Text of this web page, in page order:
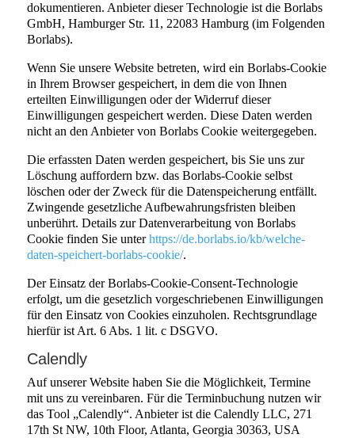
dokumentieren. Anbieter dieser Technologie ist die Borlabs
GmbH, Hamburger Str. 11, 22083 Hamburg (im Folgenden
Borlabs).
Wenn Sie unsere Website betreten, wird ein Borlabs-Cookie
in Ihrem Browser gespeichert, in dem die von Ihnen
erteilten Einwilligungen oder der Widerruf dieser
Einwilligungen gespeichert werden. Diese Daten werden
nicht an den Anbieter von Borlabs Cookie weitergegeben.
Die erfassten Daten werden gespeichert, bis Sie uns zur
Löschung auffordern bzw. das Borlabs-Cookie selbst
löschen oder der Zweck für die Datenspeicherung entfällt.
Zwingende gesetzliche Aufbewahrungsfristen bleiben
unberührt. Details zur Datenverarbeitung von Borlabs
Cookie finden Sie unterhttps://de.borlabs.io/kb/welche-
daten-speichert-borlabs-cookie/.
Der Einsatz der Borlabs-Cookie-Consent-Technologie
erfolgt, um die gesetzlich vorgeschriebenen Einwilligungen
für den Einsatz von Cookies einzuholen. Rechtsgrundlage
hierfür ist Art. 6 Abs. 1 lit. c DSGVO.
Calendly
Auf unserer Website haben Sie die Möglichkeit, Termine
mit uns zu vereinbaren. Für die Terminbuchung nutzen wir
das Tool „Calendly“. Anbieter ist die Calendly LLC, 271
17th St NW, 10th Floor, Atlanta, Georgia 30363, USA